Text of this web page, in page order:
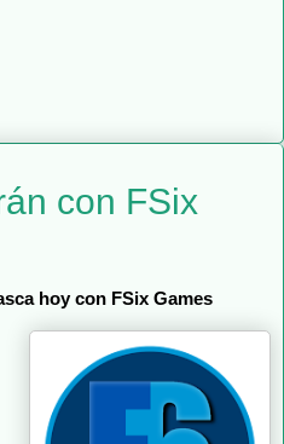
con FSix
hoy con FSix Games